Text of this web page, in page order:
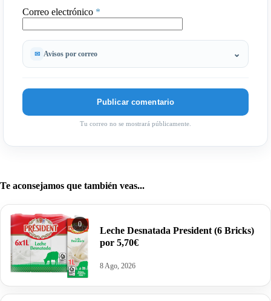
Correo electrónico *
Avisos por correo
Tu correo no se mostrará públicamente.
Te aconsejamos que también veas...
0
Leche Desnatada President (6 Bricks)
por 5,70€
8 Ago, 2026